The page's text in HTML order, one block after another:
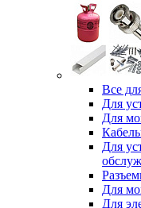
Все
Для
Для
Для
Для
Для